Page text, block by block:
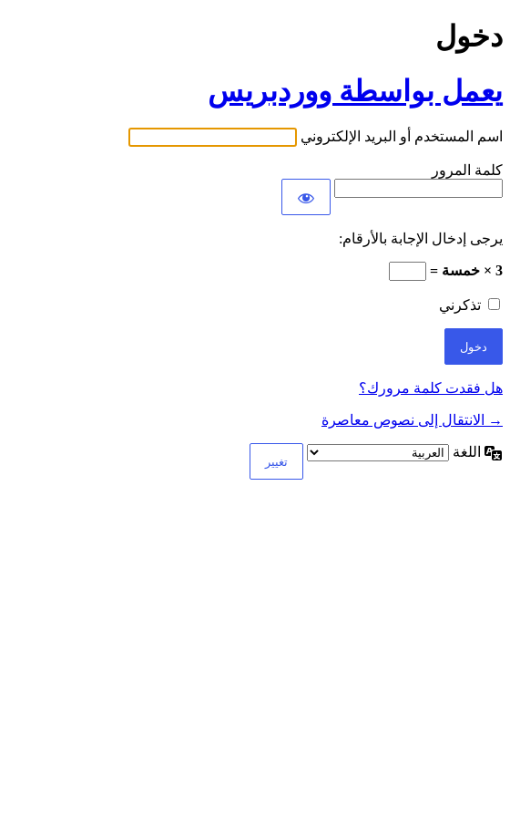
دخول
يعمل بواسطة ووردبريس
اسم المستخدم أو البريد الإلكتروني
كلمة المرور
يرجى إدخال الإجابة بالأرقام:
3 × خمسة =
تذكرني
هل فقدت كلمة مرورك؟
→ الانتقال إلى نصوص معاصرة
اللغة